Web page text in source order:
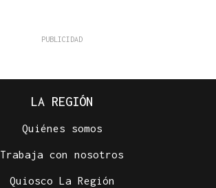
LA REGIÓN
Quiénes somos
Trabaja con nosotros
Quiosco La Región